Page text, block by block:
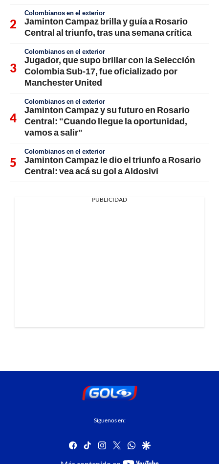
Colombianos en el exterior
Jaminton Campaz brilla y guía a Rosario
Central al triunfo, tras una semana crítica
Colombianos en el exterior
Jugador, que supo brillar con la Selección
Colombia Sub-17, fue oficializado por
Manchester United
Colombianos en el exterior
Jaminton Campaz y su futuro en Rosario
Central: "Cuando llegue la oportunidad,
vamos a salir"
Colombianos en el exterior
Jaminton Campaz le dio el triunfo a Rosario
Central: vea acá su gol a Aldosivi
PUBLICIDAD
Síguenos en:
facebook
tiktok instagram
twitterwhatsapp
google